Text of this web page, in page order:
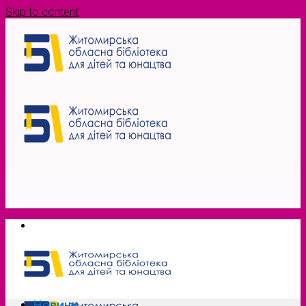
Skip to content